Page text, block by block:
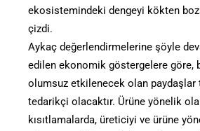
ekosistemindeki dengeyi kökten
çizdi.
Aykaç değerlendirmelerine şöyle
edilen ekonomik göstergelere göre,
olumsuz etkilenecek olan
tedarikçi olacaktır. Ürüne yönelik
kısıtlamalarda, üreticiyi ve ürüne